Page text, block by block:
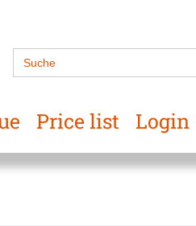
Search
for:
Price list Login